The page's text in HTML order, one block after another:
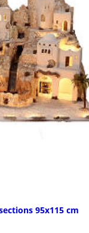
95x115 cm